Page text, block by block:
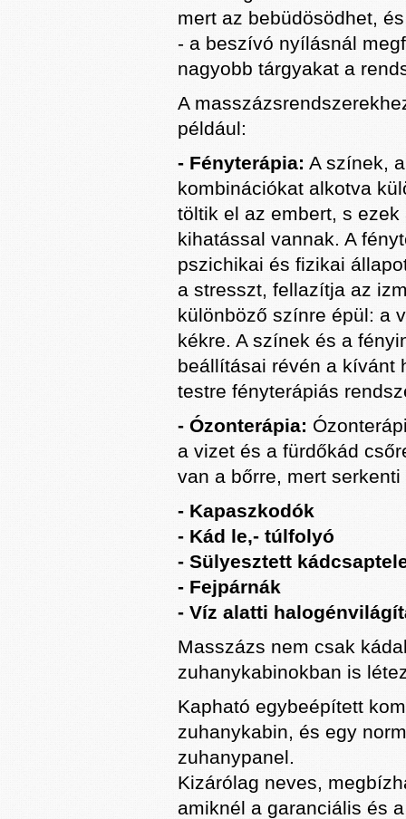
mert az bebüdösödhet,
- a beszívó nyílásnál
nagyobb tárgyakat a
A
például:
- Fényterápia: A színek,
kombinációkat alkotva
töltik el az embert, s
kihatással vannak. A
pszichikai és fizikai
a stresszt, fellazítja az
különböző színre épül: a
kékre. A színek és a
beállításai révén a kívánt
testre fényterápiás
- Ózonterápia:
a vizet és a fürdőkád
van a bőrre, mert
- Kapaszkodók
- Kád le,- túlfolyó
- Sülyesztett
- Fejpárnák
- Víz alatti
Masszázs nem csak
zuhanykabinokban is
Kapható egybeépített
zuhanykabin, és egy
zuhanypanel.
Kizárólag neves,
amiknél a garanciális és